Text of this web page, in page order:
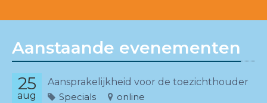
Aanstaande evenementen
25
aug
Aansprakelijkheid voor de toezichthouder
Specials
online